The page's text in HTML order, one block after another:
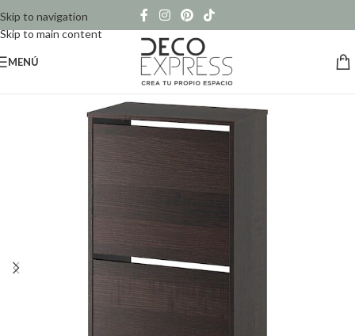
Skip to navigation
Skip to main content
MENÚ